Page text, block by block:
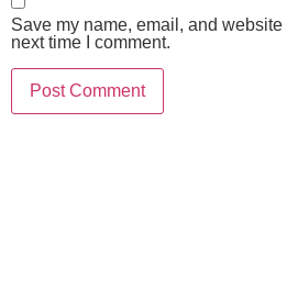
Save my name, email, and
next time I comment.